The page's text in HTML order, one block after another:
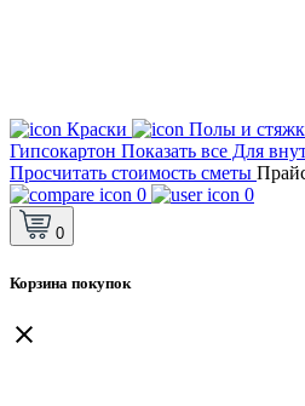
Краски Полы и
Гипсокартон Показать все Для
Просчитать стоимость сметы
0
0
0
Корзина покупок